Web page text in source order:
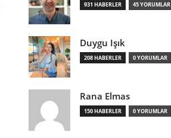
931 HABERLER 45 YORUMLAR
Duygu Işık
208 HABERLER 0 YORUMLAR
Rana Elmas
150 HABERLER 0 YORUMLAR